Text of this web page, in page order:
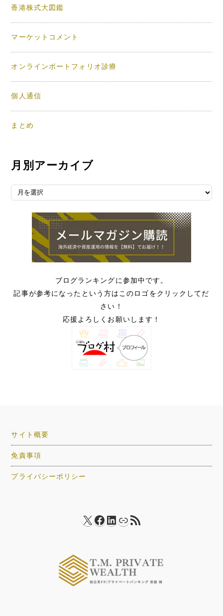
香港株式大図鑑
マーケットコメント
オンラインポートフォリオ診療
個人通信
まとめ
月別アーカイブ
月別アーカイブ
ブログランキングに参加中です。
記事が参考になったという方はこのロゴをクリックしてだ
さい！
応援よろしくお願いします！
サイト概要
免責事項
プライバシーポリシー
X Facebook
LinkedIn
リンクRSS フィード